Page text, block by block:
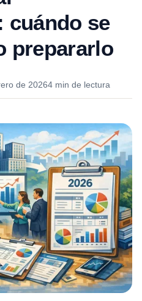
cuándo se
prepararlo
de 20264 min de lectura